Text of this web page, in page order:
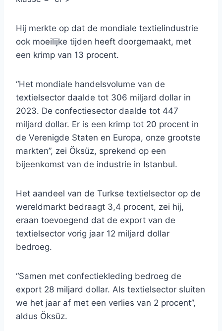
Hij merkte op dat de mondiale textielindustrie
ook moeilijke tijden heeft doorgemaakt, met
een krimp van 13 procent.
“Het mondiale handelsvolume van de
textielsector daalde tot 306 miljard dollar in
2023. De confectiesector daalde tot 447
miljard dollar. Er is een krimp tot 20 procent in
de Verenigde Staten en Europa, onze grootste
markten”, zei Öksüz, sprekend op een
bijeenkomst van de industrie in Istanbul.
Het aandeel van de Turkse textielsector op de
wereldmarkt bedraagt ​​3,4 procent, zei hij,
eraan toevoegend dat de export van de
textielsector vorig jaar 12 miljard dollar
bedroeg.
“Samen met confectiekleding bedroeg de
export 28 miljard dollar. Als textielsector sluiten
we het jaar af met een verlies van 2 procent”,
aldus Öksüz.